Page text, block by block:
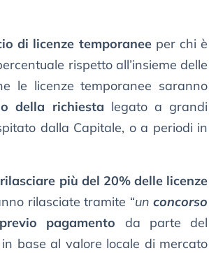
di licenze temporanee per chi è
rispetto all’insieme delle
le licenze temporanee saranno
della richiesta legato a grandi
dalla Capitale, o a periodi in
più del 20% delle licenze
rilasciate tramite “unconcorso
previo pagamento da parte del
base al valore locale di mercato